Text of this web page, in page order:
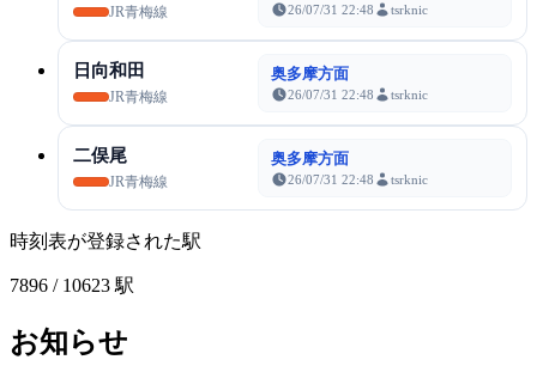
JR青梅線 26/07/31 22:48 tsrknic
日向和田
JR青梅線
奥多摩方面
26/07/31 22:48 tsrknic
二俣尾
JR青梅線
奥多摩方面
26/07/31 22:48 tsrknic
時刻表が登録された駅
7896 / 10623 駅
お知らせ